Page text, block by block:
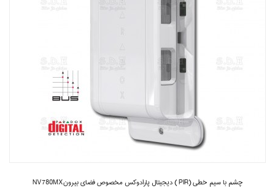
چشم با سیم خطی (PIR ) دیجیتال پارادوکس مخصوص فضای بیرونNV780MX